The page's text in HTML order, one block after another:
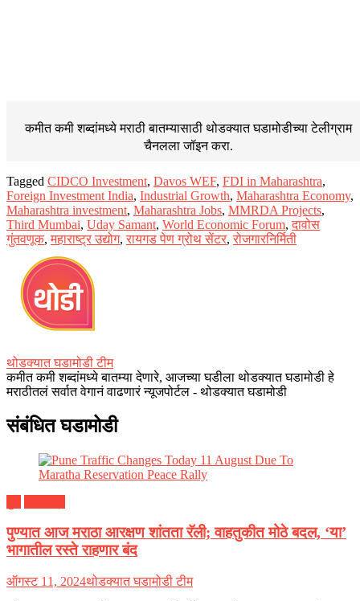
कमीत कमी शब्दांमध्ये मराठी बातम्यासाठी थोडक्यात घडामोडीच्याटेलीग्राम
चैनलला जॉइन करा.
Tagged CIDCO Investment, Davos WEF, FDI in Maharashtra,
Foreign Investment India, Industrial Growth, Maharashtra Economy,
Maharashtra investment, Maharashtra Jobs, MMRDA Projects,
Third Mumbai, Uday Samant, World Economic Forum,दावोस
गुंतवणूक,महाराष्ट्र उद्योग,रायगड पेण ग्रोथ सेंटर,रोजगारनिर्मिती
थोडक्यात घडामोडी टीम
कमीत कमी शब्दांमध्ये बातम्या देणारे, आजच्या घडीला थोडक्यात घडामोडी हे
मराठीतलं सर्वात वेगानं वाढणारं न्यूजपोर्टल - थोडक्यात घडामोडी
संबंधित घडामोडी
पुण्यात आज मराठा आरक्षण शांतता रॅली; वाहतुकीत मोठे बदल, ‘या’
भागातील रस्ते राहणार बंद
ऑगस्ट 11, 2024थोडक्यात घडामोडी टीम